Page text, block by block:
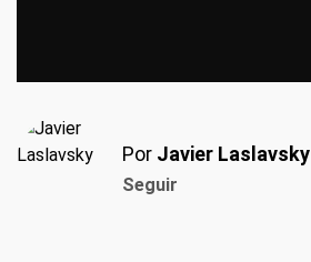
Por Javier Laslavsky
Seguir